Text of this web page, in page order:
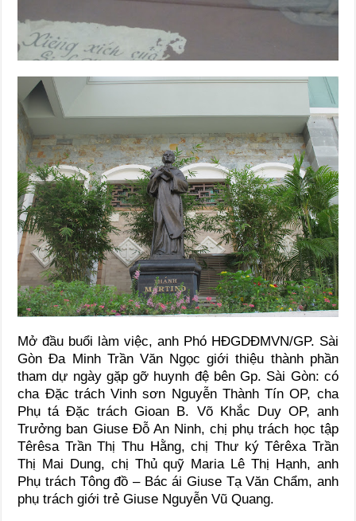
Mở đầu buổi làm việc, anh Phó HĐGDĐMVN/GP. Sài
Gòn Đa Minh Trần Văn Ngọc giới thiệu thành phần
tham dự ngày gặp gỡ huynh đệ bên Gp. Sài Gòn: có
cha Đặc trách Vinh sơn Nguyễn Thành Tín OP, cha
Phụ tá Đặc trách Gioan B. Võ Khắc Duy OP, anh
Trưởng ban Giuse Đỗ An Ninh, chị phụ trách học tập
Têrêsa Trần Thị Thu Hằng, chị Thư ký Têrêxa Trần
Thị Mai Dung, chị Thủ quỹ Maria Lê Thị Hạnh, anh
Phụ trách Tông đồ – Bác ái Giuse Tạ Văn Chẩm, anh
phụ trách giới trẻ Giuse Nguyễn Vũ Quang.